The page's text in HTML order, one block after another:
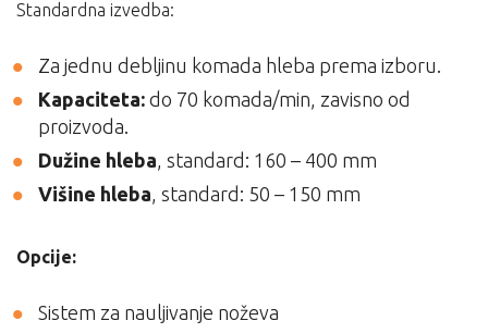
Standardna izvedba:
Za jednu debljinu komada hleba prema izboru.
Kapaciteta: do 70 komada/min, zavisno od
proizvoda.
Dužine hleba , standard: 160 – 400 mm
Višine hleba , standard: 50 – 150 mm
Opcije:
Sistem za nauljivanje noževa